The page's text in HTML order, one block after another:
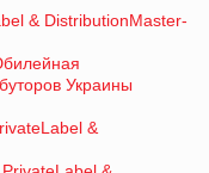
& DistributionMaster-
Украины
&